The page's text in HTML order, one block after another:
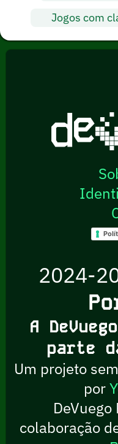
Jogos com
2024-
A
parte
Um projeto
por
colaboração